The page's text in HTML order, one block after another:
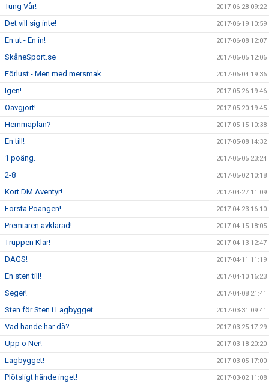
Tung Vår! 2017-06-28 09:22
Det vill sig inte! 2017-06-19 10:59
En ut - En in! 2017-06-08 12:07
SkåneSport.se 2017-06-05 12:06
Förlust - Men med mersmak. 2017-06-04 19:36
Igen! 2017-05-26 19:46
Oavgjort! 2017-05-20 19:45
Hemmaplan? 2017-05-15 10:38
En till! 2017-05-08 14:32
1 poäng. 2017-05-05 23:24
2-8 2017-05-02 10:18
Kort DM Äventyr! 2017-04-27 11:09
Första Poängen! 2017-04-23 16:10
Premiären avklarad! 2017-04-15 18:05
Truppen Klar! 2017-04-13 12:47
DAGS! 2017-04-11 11:19
En sten till! 2017-04-10 16:23
Seger! 2017-04-08 21:41
Sten för Sten i Lagbygget 2017-03-31 09:41
Vad hände här då? 2017-03-25 17:29
Upp o Ner! 2017-03-18 20:20
Lagbygget! 2017-03-05 17:00
Plötsligt hände inget! 2017-03-02 11:08